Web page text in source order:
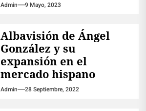
Admin 9 Mayo, 2023
Albavisión de Ángel
González y su
expansión en el
mercado hispano
Admin 28 Septiembre, 2022